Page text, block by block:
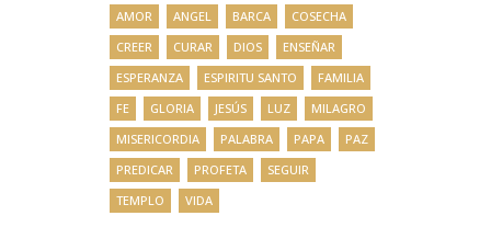
AMOR
ANGEL BARCA
COSECHA
CREER
CURAR DIOS
ENSEÑAR
ESPERANZA
ESPIRITU SANTO
FAMILIA
FE
GLORIA JESÚS LUZ
MILAGRO
MISERICORDIA
PALABRA PAPA
PAZ
PREDICAR
PROFETA
SEGUIR
TEMPLO
VIDA